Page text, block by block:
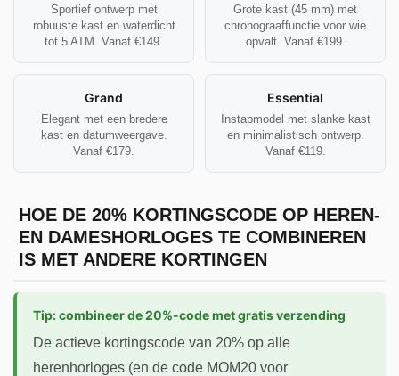
Sportief ontwerp met
robuuste kast en waterdicht
tot 5 ATM. Vanaf €149.
Grote kast (45 mm) met
chronograaffunctie voor wie
opvalt. Vanaf €199.
Grand
Elegant met een bredere
kast en datumweergave.
Vanaf €179.
Essential
Instapmodel met slanke kast
en minimalistisch ontwerp.
Vanaf €119.
HOE DE 20% KORTINGSCODE OP HEREN-
EN DAMESHORLOGES TE COMBINEREN
IS MET ANDERE KORTINGEN
Tip: combineer de 20%-code met gratis verzending
De actieve kortingscode van 20% op alle
herenhorloges (en de code MOM20 voor